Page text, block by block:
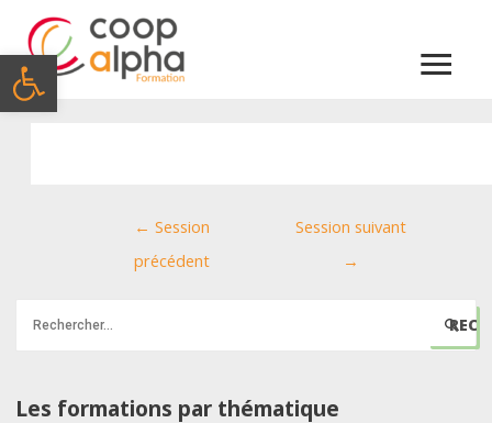
Ouvrir la barre d’outils
Menu
Navigation
← Session
précédent
Session suivant
→
hLes formations par thématique